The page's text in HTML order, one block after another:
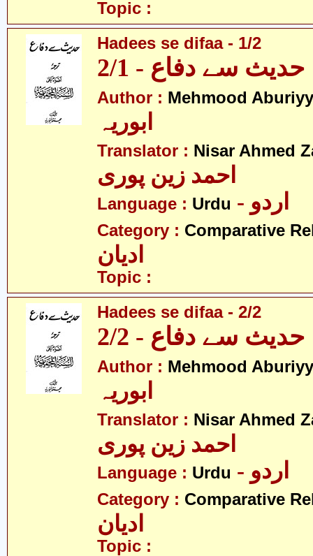
Topic :
Hadees se difaa - 1/2
حدیث سے دفاع - 2/1
Author : Mehmood
ابوریہ
Translator : Nisar Ahmed
احمد زین پوری
Language : Urdu - اردو
Category : Comparative
ادیان
Topic :
Hadees se difaa - 2/2
حدیث سے دفاع - 2/2
Author : Mehmood
ابوریہ
Translator : Nisar Ahmed
احمد زین پوری
Language : Urdu - اردو
Category : Comparative
ادیان
Topic :